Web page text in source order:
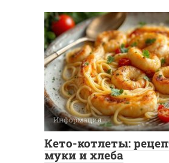
Информация
Кето-котлеты:
муки и хлеба